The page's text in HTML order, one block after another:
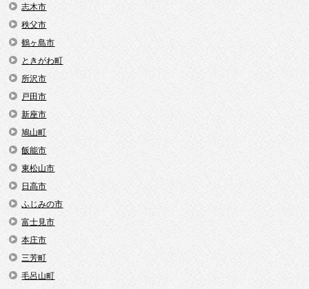
志木市
秩父市
鶴ヶ島市
ときがわ町
所沢市
戸田市
新座市
鳩山町
飯能市
東松山市
日高市
ふじみの市
富士見市
本庄市
三芳町
毛呂山町